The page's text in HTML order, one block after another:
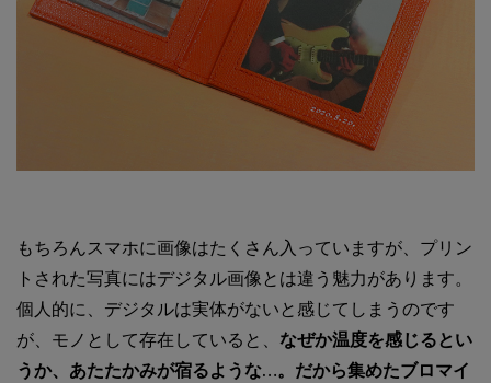
もちろんスマホに画像はたくさん入っていますが、プリン
トされた写真にはデジタル画像とは違う魅力があります。
個人的に、デジタルは実体がないと感じてしまうのです
が、モノとして存在していると、 なぜか温度を感じるとい
うか、あたたかみが宿るような…。だから集めたブロマイ